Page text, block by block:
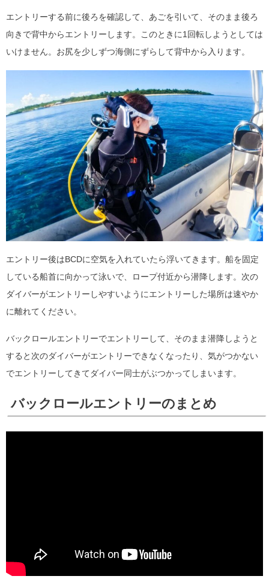
エントリーする前に後ろを確認して、あごを引いて、そのまま後ろ
向きで背中からエントリーします。このときに1回転しようとしては
いけません。お尻を少しずつ海側にずらして背中から入ります。
エントリー後はBCDに空気を入れていたら浮いてきます。船を固定
している船首に向かって泳いで、ロープ付近から潜降します。次の
ダイバーがエントリーしやすいようにエントリーした場所は速やか
に離れてください。
バックロールエントリーでエントリーして、そのまま潜降しようと
すると次のダイバーがエントリーできなくなったり、気がつかない
でエントリーしてきてダイバー同士がぶつかってしまいます。
バックロールエントリーのまとめ